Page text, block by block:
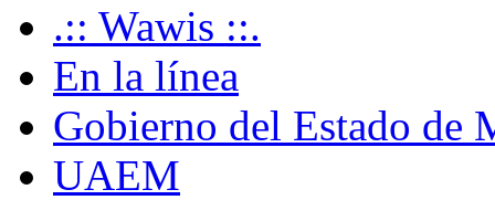
.:: Wawis ::.
En la línea
Gobierno del Estado de
UAEM